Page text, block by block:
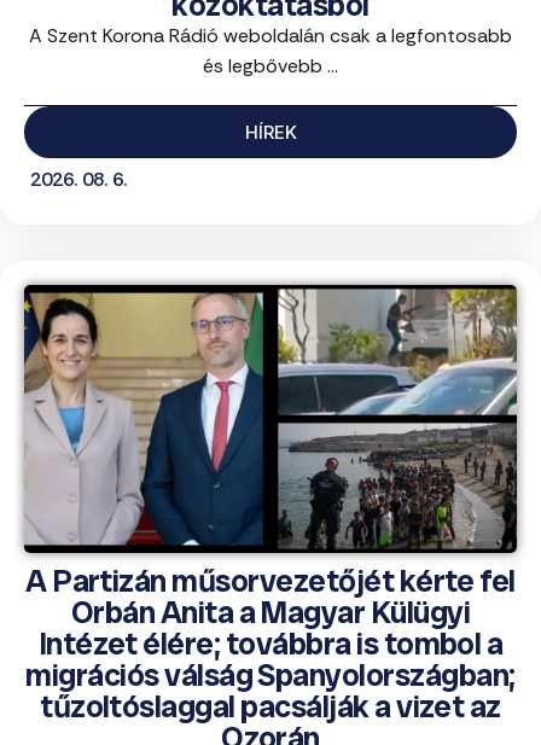
A Szent Korona Rádió weboldalán csak a legfontosabb
és legbővebb ...
HÍREK
2026. 08. 6.
A Partizán műsorvezetőjét kérte fel
Orbán Anita a Magyar Külügyi
Intézet élére; továbbra is tombol a
migrációs válság Spanyolországban;
tűzoltóslaggal pacsálják a vizet az